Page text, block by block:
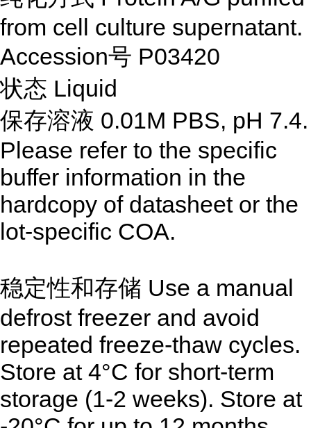
from cell culture supernatant.
Accession号 P03420
状态 Liquid
保存溶液 0.01M PBS, pH 7.4.
Please refer to the specific
buffer information in the
hardcopy of datasheet or the
lot-specific COA.
稳定性和存储 Use a manual
defrost freezer and avoid
repeated freeze-thaw cycles.
Store at 4°C for short-term
storage (1-2 weeks). Store at